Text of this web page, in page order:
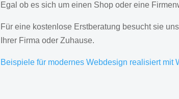
Egal ob es sich um einen Shop oder eine
Für eine kostenlose Erstberatung besucht sie
Ihrer Firma oder Zuhause.
Beispiele für modernes Webdesign realisiert mit